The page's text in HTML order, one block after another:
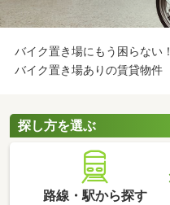
バイク置き場にもう困らない！
バイク置き場ありの賃貸物件
探し方を選ぶ
路線・駅から探す